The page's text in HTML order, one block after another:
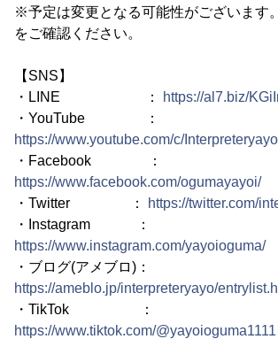
※予定は変更となる可能性がございます
をご確認ください。
【SNS】
・LINE ：
https://al7.biz/
・YouTube ：
https://www.youtube.com/c/
・Facebook ：
https://www.facebook.com/ogumayayoi/
・Twitter ：
https://twitter.com/
・Instagram ：
https://www.instagram.com/yayoioguma/
・ブログ(アメブロ)：
https://ameblo.jp/interpreteryayo/
・TikTok ：
https://www.tiktok.com/@yayoioguma1111